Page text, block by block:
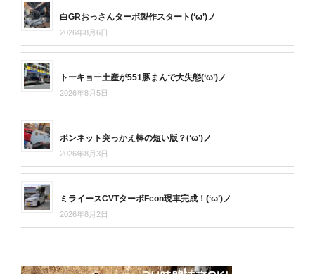
白GRおっさんターボ製作スタート(‘ω’)ノ
2026年8月6日
トーキョー土産が551豚まんで大失態(‘ω’)ノ
2026年8月5日
ボンネット突っかえ棒の短い版？(‘ω’)ノ
2026年8月3日
ミライースCVTターボFcon現車完成！(‘ω’)ノ
2026年8月2日